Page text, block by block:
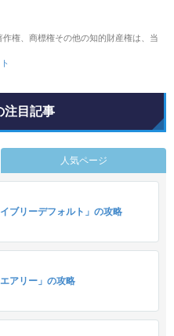
権、商標権その他の知的財産権は、当
注目記事
人気ページ
ブリーデフォルト」の攻略
アリー」の攻略